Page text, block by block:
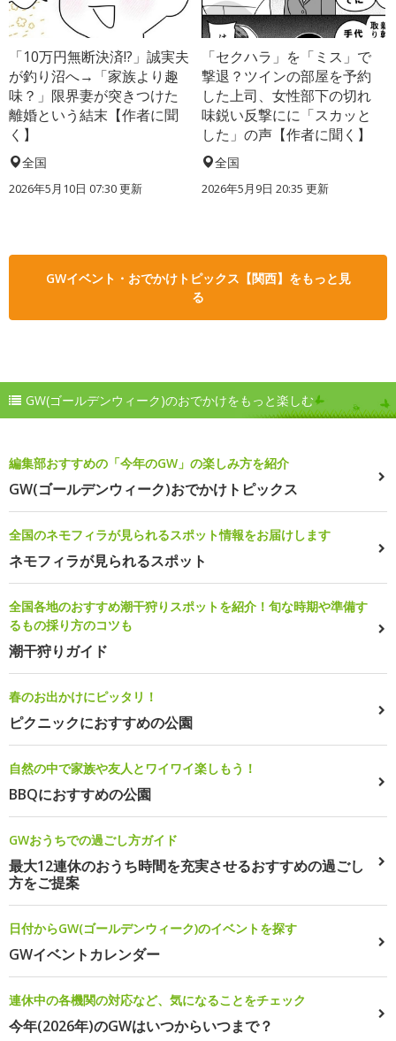
「10万円無断決済!?」誠実夫
が釣り沼へ→「家族より趣
味？」限界妻が突きつけた
離婚という結末【作者に聞
く】
全国
2026年5月10日 07:30 更新
「セクハラ」を「ミス」で
撃退？ツインの部屋を予約
した上司、女性部下の切れ
味鋭い反撃にに「スカッと
した」の声【作者に聞く】
全国
2026年5月9日 20:35 更新
GWイベント・おでかけトピックス【関西】をもっと見
る
GW(ゴールデンウィーク)のおでかけをもっと楽しむ
編集部おすすめの「今年のGW」の楽しみ方を紹介
GW(ゴールデンウィーク)おでかけトピックス
全国のネモフィラが見られるスポット情報をお届けします
ネモフィラが見られるスポット
全国各地のおすすめ潮干狩りスポットを紹介！旬な時期や準備す
るもの採り方のコツも
潮干狩りガイド
春のお出かけにピッタリ！
ピクニックにおすすめの公園
自然の中で家族や友人とワイワイ楽しもう！
BBQにおすすめの公園
GWおうちでの過ごし方ガイド
最大12連休のおうち時間を充実させるおすすめの過ごし
方をご提案
日付からGW(ゴールデンウィーク)のイベントを探す
GWイベントカレンダー
連休中の各機関の対応など、気になることをチェック
今年(2026年)のGWはいつからいつまで？